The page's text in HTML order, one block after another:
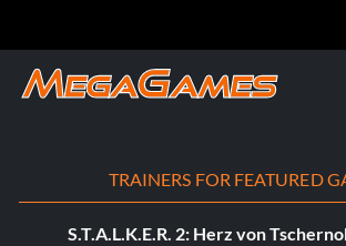
TRAINERS FOR FEATURED
S.T.A.L.K.E.R. 2: Herz von